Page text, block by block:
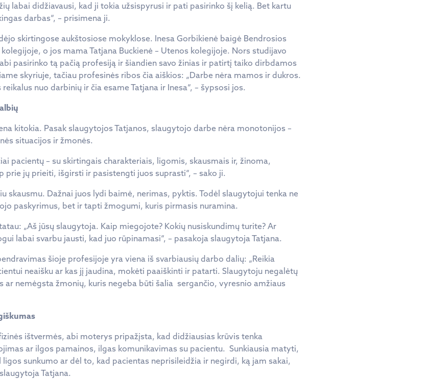
labai didžiavausi, kad ji tokia užsispyrusi ir pati pasirinko šį kelią. Bet kartu
darbas“, – prisimena ji.
skirtingose aukštosiose mokyklose. Inesa Gorbikienė baigė Bendrosios
o jos mama Tatjana Buckienė – Utenos kolegijoje. Nors studijavo
pasirinko tą pačią profesiją ir šiandien savo žinias ir patirtį taiko dirbdamos
skyriuje, tačiau profesinės ribos čia aiškios: „Darbe nėra mamos ir dukros.
nuo darbinių ir čia esame Tatjana ir Inesa“, – šypsosi jos.
kitokia. Pasak slaugytojos Tatjanos, slaugytojo darbe nėra monotonijos –
situacijos ir žmonės.
pacientų – su skirtingais charakteriais, ligomis, skausmais ir, žinoma,
prie jų prieiti, išgirsti ir pasistengti juos suprasti“, – sako ji.
skausmu. Dažnai juos lydi baimė, nerimas, pyktis. Todėl slaugytojui tenka ne
paskyrimus, bet ir tapti žmogumi, kuris pirmasis nuramina.
„Aš jūsų slaugytoja. Kaip miegojote? Kokių nusiskundimų turite? Ar
labai svarbu jausti, kad juo rūpinamasi“, – pasakoja slaugytoja Tatjana.
šioje profesijoje yra viena iš svarbiausių darbo dalių: „Reikia
neaišku ar kas jį jaudina, mokėti paaiškinti ir patarti. Slaugytoju negalėtų
ar nemėgsta žmonių, kuris negeba būti šalia sergančio, vyresnio amžiaus
ištvermės, abi moterys pripažįsta, kad didžiausias krūvis tenka
ar ilgos pamainos, ilgas komunikavimas su pacientu. Sunkiausia matyti,
sunkumo ar dėl to, kad pacientas neprisileidžia ir negirdi, ką jam sakai,
Tatjana.